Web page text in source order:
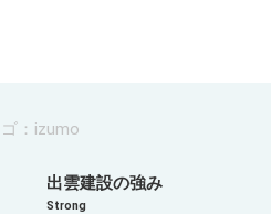
出雲建設の強み
Strong